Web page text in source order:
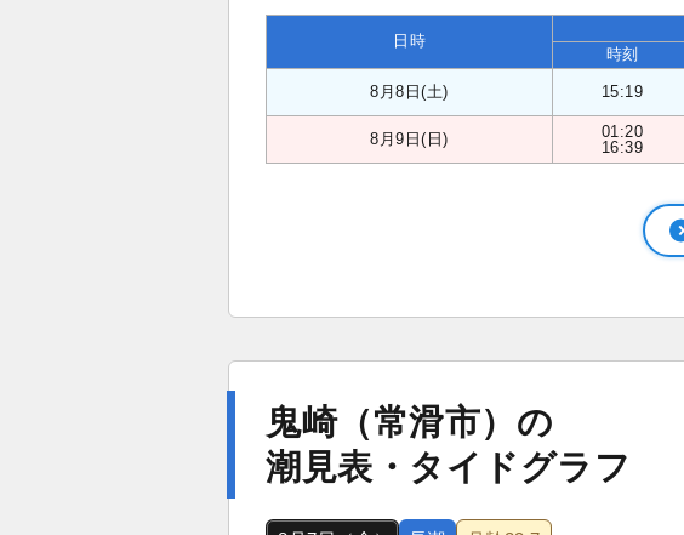
日時
時刻
8月8日(土) 15:19
8月9日(日)
01:20
16:39
鬼崎（常滑市）の
潮見表・タイドグラフ